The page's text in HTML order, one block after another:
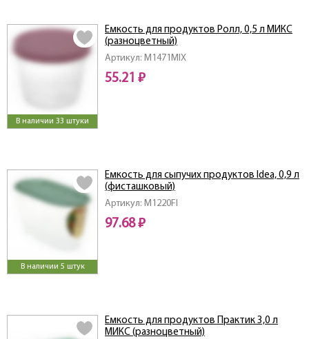
В наличии 33 штуки
Артикул: M1471MIX
Емкость для продуктов Ролл, 0,5 л МИКС
(разноцветный)
55.21 ₽
В наличии 5 штук
Артикул: M1220FI
Емкость для сыпучих продуктов Idea, 0,9 л
(фисташковый)
97.68 ₽
Емкость для продуктов Практик 3,0 л
МИКС (разноцветный)